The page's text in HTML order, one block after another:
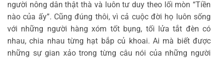
người nông dân thật thà và luôn tư duy theo lối mòn “Tiền
nào của ấy”. Cũng đúng thôi, vì cả cuộc đời họ luôn sống
với những người hàng xóm tốt bụng, tối lửa tắt đèn có
nhau, chia nhau từng hạt bắp củ khoai. Ai mà biết được
những sự gian xảo trong từng câu nói của những người